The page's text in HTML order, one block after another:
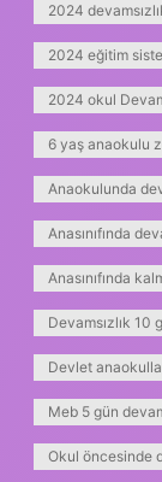
2024
2024 eğitim
2024 okul
6 yaş anaokulu
Anaokulunda
Anasınıfında
Anasınıfında
Devamsızlık 10
Devlet
Meb 5 gün
Okul öncesinde